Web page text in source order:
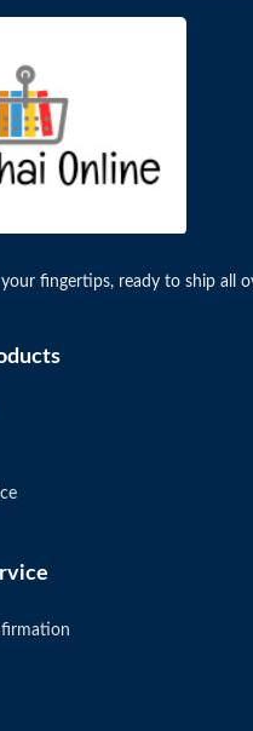
your fingertips, ready to ship all